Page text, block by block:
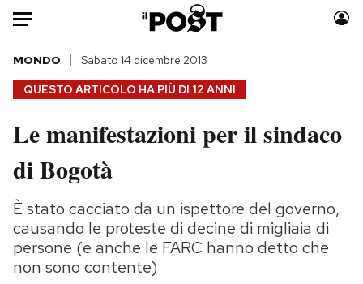
Auto
HOME
Italia
Politica
Tecnologia
Internet
Scienza
Cultura
Moda
Storie/Idee
Ok Boomer!
Media
QUESTO ARTICOLO HA PIÙ DI 12 ANNI
MONDO Sabato 14 dicembre 2013
Le manifestazioni per il sindaco
di Bogotà
È stato cacciato da un ispettore del governo,
causando le proteste di decine di migliaia di
persone (e anche le FARC hanno detto che
non sono contente)